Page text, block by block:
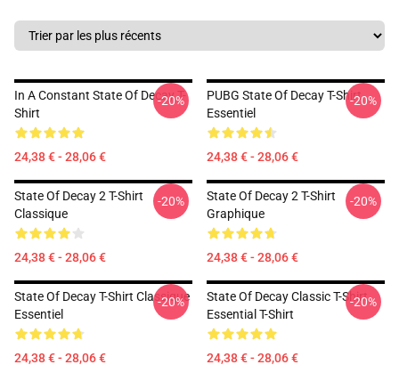
In A Constant State Of Decay T-
Shirt
24,38 € - 28,06 €
-20%
PUBG State Of Decay T-Shirt
Essentiel
24,38 € - 28,06 €
-20%
State Of Decay 2 T-Shirt
Classique
24,38 € - 28,06 €
-20%
State Of Decay 2 T-Shirt
Graphique
24,38 € - 28,06 €
-20%
State Of Decay T-Shirt Classique
Essentiel
24,38 € - 28,06 €
-20%
State Of Decay Classic T-Shirt
Essential T-Shirt
24,38 € - 28,06 €
-20%